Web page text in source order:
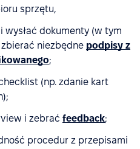
sprzętu,
wysłać dokumenty (w tym
niezbędne podpisy z
;
(np. zdanie kart
i zebrać feedback;
procedur z przepisami